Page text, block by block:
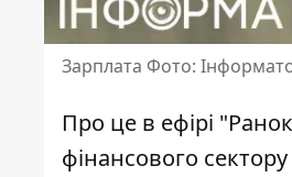
Зарплата Фото:
Про це в ефірі
фінансового